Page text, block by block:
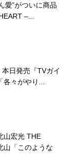
愛”がついに商品
–...
日発売『TVガイ
々がやり...
宏光 THE
「このような